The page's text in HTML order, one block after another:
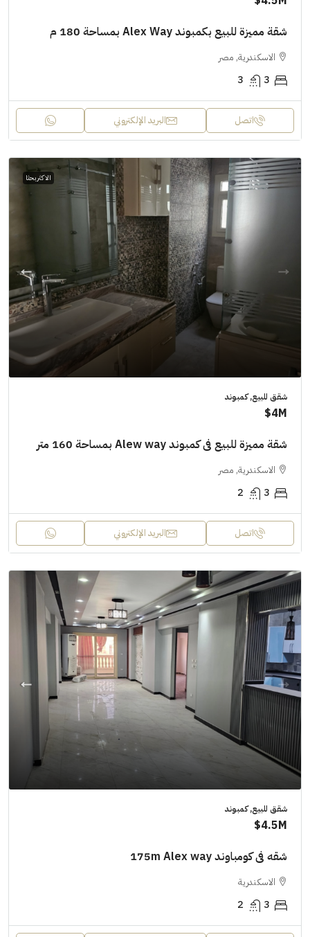
شقة مميزة للبيع بكمبوند Alex Way بمساحة 180 م
الاسكندرية, مصر
3
3
اتصل البريد الإلكتروني
الاكثر بحثا
شقق للبيع, كمبوند
4M$
شقة مميزة للبيع فى كمبوند Alew way بمساحة 160 متر
الاسكندرية, مصر
3
2
اتصل البريد الإلكتروني
شقق للبيع, كمبوند
4.5M$
شقه فى كومباوند 175m Alex way
الاسكندرية
3
2